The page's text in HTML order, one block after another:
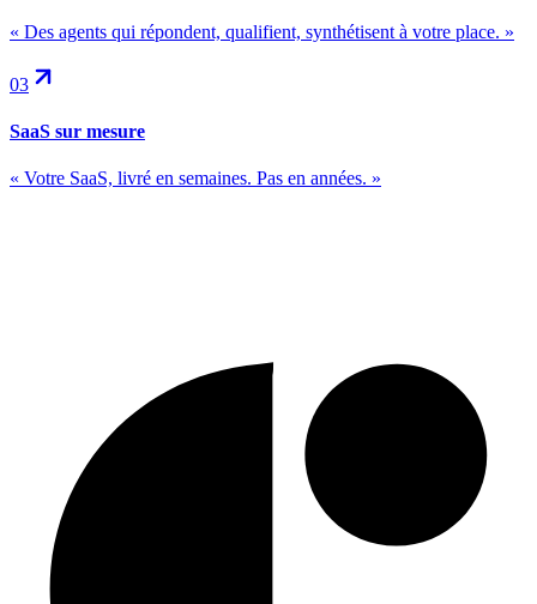
« Des agents qui répondent, qualifient, synthétisent à votre place. »
03
SaaS sur mesure
« Votre SaaS, livré en semaines. Pas en années. »